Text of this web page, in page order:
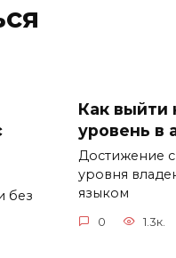
без
Как выйти
уровень в
Достижение
уровня
языком
0 1.3к.